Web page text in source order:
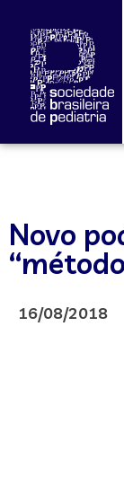
Novo
16/08/2018